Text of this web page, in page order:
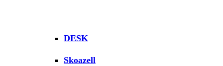
DESK
Skoazell